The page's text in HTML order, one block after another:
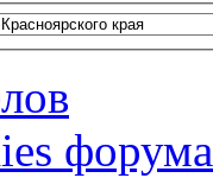
форума